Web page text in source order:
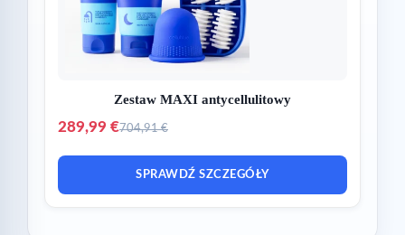
Zestaw MAXI antycellulitowy
289,99 €704,91 €
SPRAWDŹ SZCZEGÓŁY